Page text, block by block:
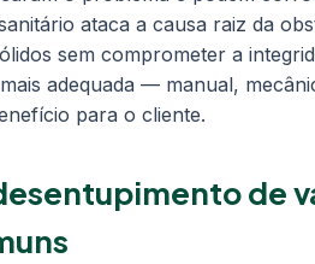
ataca a causa raiz da
sem comprometer a
adequada — manual,
para o cliente.
de